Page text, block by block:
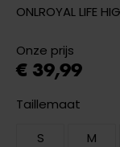
ONLROYAL LIFE
Onze prijs
€ 39,99
Taillemaat
S
M